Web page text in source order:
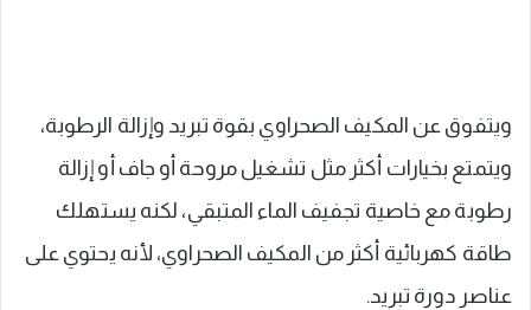
ويتفوق عن المكيف الصحراوي بقوة تبريد وإزالة الرطوبة،
ويتمتع بخيارات أكثر مثل تشغيل مروحة أو جاف أو إزالة
رطوبة مع خاصية تجفيف الماء المتبقي، لكنه يستهلك
طاقة كهربائية أكثر من المكيف الصحراوي، لأنه يحتوي على
عناصر دورة تبريد.